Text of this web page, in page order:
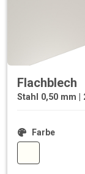
Flachblech
Stahl 0,50 mm |
Farbe